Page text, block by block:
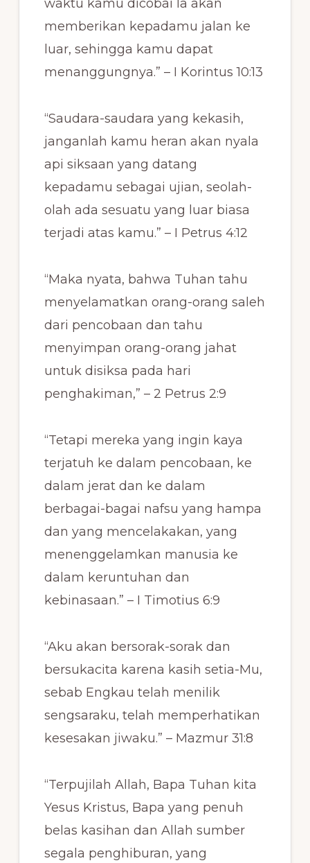
waktu kamu dicobai Ia akan
memberikan kepadamu jalan ke
luar, sehingga kamu dapat
menanggungnya.” – I Korintus 10:13
“Saudara-saudara yang kekasih,
janganlah kamu heran akan nyala
api siksaan yang datang
kepadamu sebagai ujian, seolah-
olah ada sesuatu yang luar biasa
terjadi atas kamu.” – I Petrus 4:12
“Maka nyata, bahwa Tuhan tahu
menyelamatkan orang-orang saleh
dari pencobaan dan tahu
menyimpan orang-orang jahat
untuk disiksa pada hari
penghakiman,” – 2 Petrus 2:9
“Tetapi mereka yang ingin kaya
terjatuh ke dalam pencobaan, ke
dalam jerat dan ke dalam
berbagai-bagai nafsu yang hampa
dan yang mencelakakan, yang
menenggelamkan manusia ke
dalam keruntuhan dan
kebinasaan.” – I Timotius 6:9
“Aku akan bersorak-sorak dan
bersukacita karena kasih setia-Mu,
sebab Engkau telah menilik
sengsaraku, telah memperhatikan
kesesakan jiwaku.” – Mazmur 31:8
“Terpujilah Allah, Bapa Tuhan kita
Yesus Kristus, Bapa yang penuh
belas kasihan dan Allah sumber
segala penghiburan, yang